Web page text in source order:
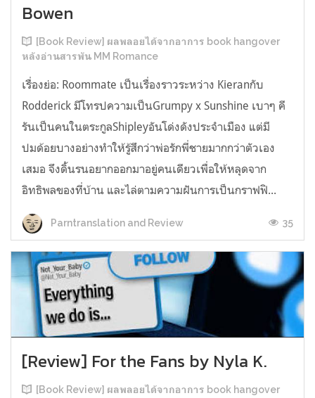
Bowen
[Book Review] ผลพลอยได้จากอาการ book hangover
หลังอ่านสารพัน MM Romance
เรื่องย่อ: Roommate เป็นเรื่องราวระหว่าง Kieranกับ
Rodderick มีโทรปความเป็นGrumpy x Sunshine เบาๆ คี
รันเป็นคนในตระกูลShipleyอันโด่งดังประจำเมือง แต่มี
ปมด้อยบางอย่างทำให้รู้สึกว่าพ่อรักพี่ชายมากกว่าตัวเอง
เสมอ จึงดิ้นรนอยากออกมาอยู่คนเดียวเพื่อให้หลุดจาก
อิทธิพลของที่บ้าน และไล่ตามความฝันการเป็นกราฟฟิ...
Parntranslation and Review 35
[Review] For the Fans by Nyla K.
[Book Review] ผลพลอยได้จากอาการ book hangover